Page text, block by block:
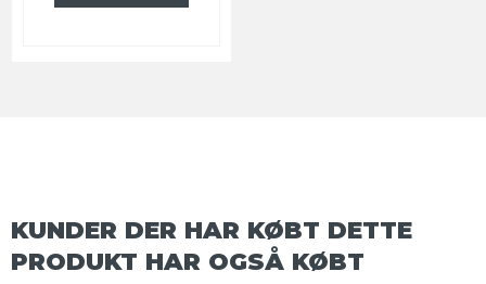
KUNDER DER HAR KØBT DETTE
PRODUKT HAR OGSÅ KØBT